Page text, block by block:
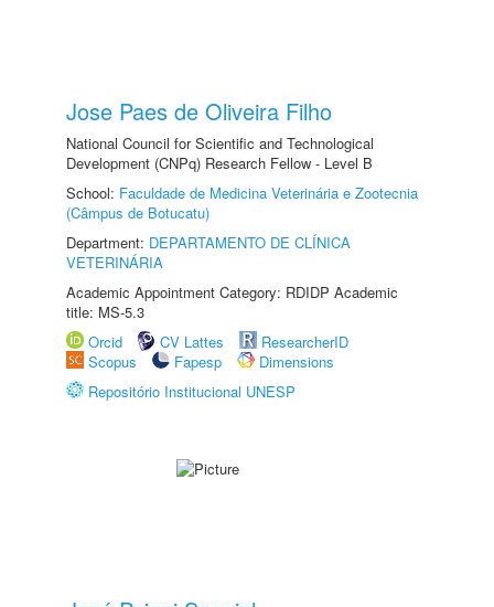
Jose Paes de Oliveira Filho
National Council for Scientific and Technological
Development (CNPq) Research Fellow - Level B
School: Faculdade de Medicina Veterinária e Zootecnia
(Câmpus de Botucatu)
Department: DEPARTAMENTO DE CLÍNICA
VETERINÁRIA
Academic Appointment Category: RDIDP Academic
title: MS-5.3
Orcid
CV Lattes
ResearcherID
Scopus
Fapesp
Dimensions
Repositório Institucional UNESP